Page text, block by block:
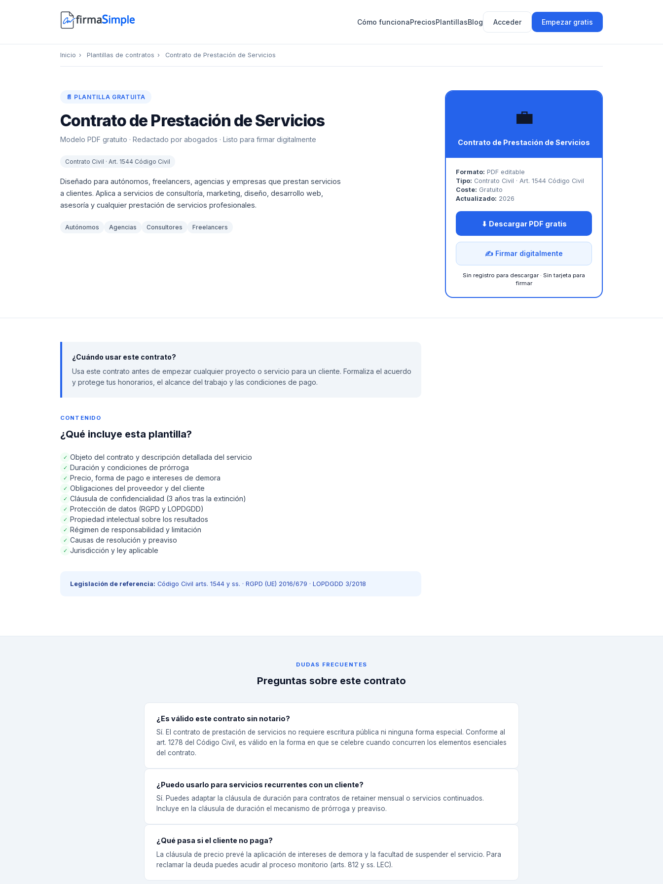
Cómo funcionaPreciosPlantillasBlog Acceder Empezar gratis
Inicio › Plantillas de contratos › Contrato de Prestación de Servicios
📄 PLANTILLA GRATUITA
Contrato de Prestación de Servicios
Modelo PDF gratuito · Redactado por abogados · Listo para firmar digitalmente
Contrato Civil · Art. 1544 Código Civil
Diseñado para autónomos, freelancers, agencias y empresas que prestan servicios
a clientes. Aplica a servicios de consultoría, marketing, diseño, desarrollo web,
asesoría y cualquier prestación de servicios profesionales.
Autónomos Agencias Consultores Freelancers
💼
Contrato de Prestación de Servicios
Formato: PDF editable
Tipo: Contrato Civil · Art. 1544 Código Civil
Coste: Gratuito
Actualizado: 2026
⬇ Descargar PDF gratis
✍ Firmar digitalmente
Sin registro para descargar · Sin tarjeta para
firmar
¿Cuándo usar este contrato?
Usa este contrato antes de empezar cualquier proyecto o servicio para un cliente. Formaliza el acuerdo
y protege tus honorarios, el alcance del trabajo y las condiciones de pago.
CONTENIDO
¿Qué incluye esta plantilla?
✓ Objeto del contrato y descripción detallada del servicio
✓ Duración y condiciones de prórroga
✓ Precio, forma de pago e intereses de demora
✓ Obligaciones del proveedor y del cliente
✓ Cláusula de confidencialidad (3 años tras la extinción)
✓ Protección de datos (RGPD y LOPDGDD)
✓ Propiedad intelectual sobre los resultados
✓ Régimen de responsabilidad y limitación
✓ Causas de resolución y preaviso
✓ Jurisdicción y ley aplicable
Legislación de referencia: Código Civil arts. 1544 y ss. · RGPD (UE) 2016/679 · LOPDGDD 3/2018
DUDAS FRECUENTES
Preguntas sobre este contrato
¿Es válido este contrato sin notario?
Sí. El contrato de prestación de servicios no requiere escritura pública ni ninguna forma especial. Conforme al
art. 1278 del Código Civil, es válido en la forma en que se celebre cuando concurren los elementos esenciales
del contrato.
¿Puedo usarlo para servicios recurrentes con un cliente?
Sí. Puedes adaptar la cláusula de duración para contratos de retainer mensual o servicios continuados.
Incluye en la cláusula de duración el mecanismo de prórroga y preaviso.
¿Qué pasa si el cliente no paga?
La cláusula de precio prevé la aplicación de intereses de demora y la facultad de suspender el servicio. Para
reclamar la deuda puedes acudir al proceso monitorio (arts. 812 y ss. LEC).